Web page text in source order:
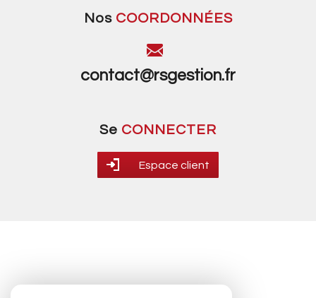
nos COORDONNÉES
contact@rsgestion.fr
se CONNECTER
Espace client